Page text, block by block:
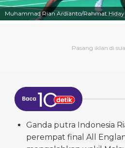
Muhammad Rian Ardianto/Rahmat
Ganda putra Indonesia
perempat final All